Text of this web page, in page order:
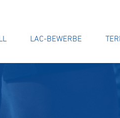
LAC-BEWERBE